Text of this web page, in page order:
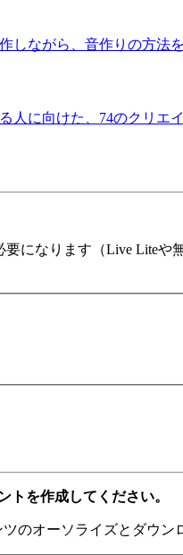
しながら、音作りの方法
人に向けた、74のクリエ
になります（Live Lite
トを作成してください。
のオーソライズとダウン